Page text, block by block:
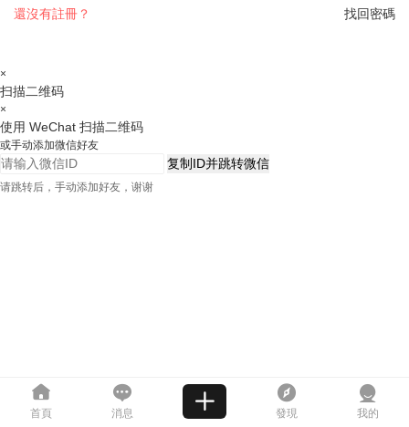
找回密碼
還沒有註冊？
×
扫描二维码
×
使用 WeChat 扫描二维码
或手动添加微信好友
复制ID并跳转微信
请跳转后，手动添加好友，谢谢
首頁 消息 發現 我的